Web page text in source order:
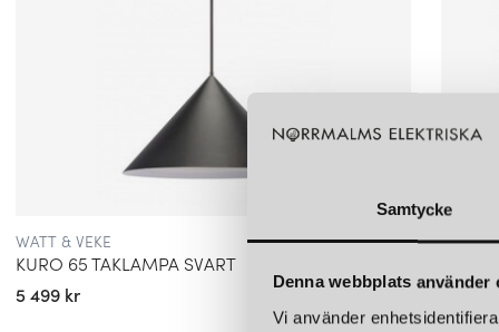
Samtycke
Denna webbplats använder
Vi använder
WATT & VEKE
KURO 65 TAKLAMPA SVART
5 499 kr
WATT &
2 999